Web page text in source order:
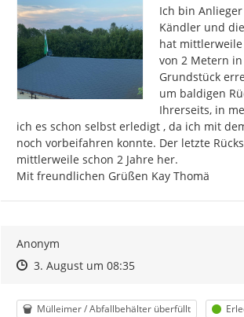
Ich bin
Kändler und
hat
von 2 Metern
Grundstück
um baldigen
Ihrerseits, in
ich es schon selbst erledigt , da ich mit
noch vorbeifahren konnte. Der letzte
mittlerweile schon 2 Jahre her.
Mit freundlichen Grüßen Kay Thomä
Anonym
Zeitpunkt des Erstellens
Zeitpunkt des Erstellens
3. August um 08:35Zur Äußerung
Kategorie
Mülleimer / Abfallbehälter überfüllt